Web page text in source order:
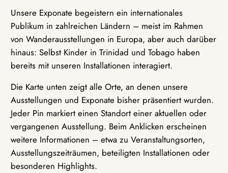
Unsere Exponate begeistern ein internationales
Publikum in zahlreichen Ländern – meist im Rahmen
von Wanderausstellungen in Europa, aber auch darüber
hinaus: Selbst Kinder in Trinidad und Tobago haben
bereits mit unseren Installationen interagiert.
Die Karte unten zeigt alle Orte, an denen unsere
Ausstellungen und Exponate bisher präsentiert wurden.
Jeder Pin markiert einen Standort einer aktuellen oder
vergangenen Ausstellung. Beim Anklicken erscheinen
weitere Informationen – etwa zu Veranstaltungsorten,
Ausstellungszeiträumen, beteiligten Installationen oder
besonderen Highlights.